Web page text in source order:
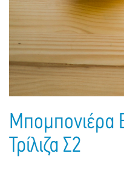
Πακέτα Δώρων
Σακούλες
Τσάντες - Ποδιές -
Βιβλία
Παιδικό Πάρτι
Παιδικά Είδη
Ημερολόγια - Ατζέντες
Γραφική Ύλη
Είδη Γραφείου
Τετράδια - Φάκελοι
Μπομπονιέρα
Τρίλιζα Σ2